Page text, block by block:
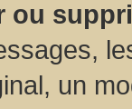
ou
un